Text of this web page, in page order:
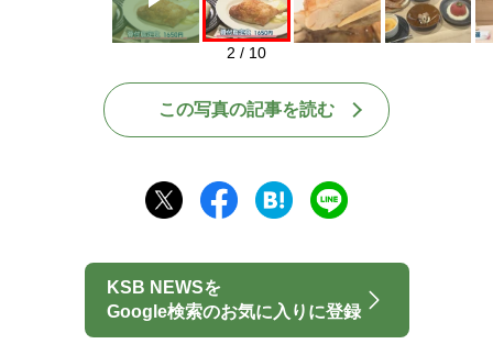
2 / 10
この写真の記事を読む
KSB NEWSを
Google検索のお気に入りに登録